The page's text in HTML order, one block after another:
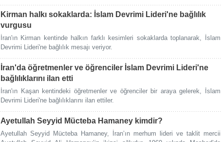
Kirman halkı sokaklarda: İslam Devrimi Lideri'ne bağlılık
vurgusu
İran'ın Kirman kentinde halkın farklı kesimleri sokaklarda toplanarak, İslam
Devrimi Lideri'ne bağlılık mesajı veriyor.
İran'da öğretmenler ve öğrenciler İslam Devrimi Lideri'ne
bağlılıklarını ilan etti
İran'ın Kaşan kentindeki öğretmenler ve öğrenciler bir araya gelerek, İslam
Devrimi Lideri'ne bağlılıklarını ilan ettiler.
Ayetullah Seyyid Mücteba Hamaney kimdir?
Ayetullah Seyyid Mücteba Hamaney, İran’ın merhum lideri ve taklit mercii